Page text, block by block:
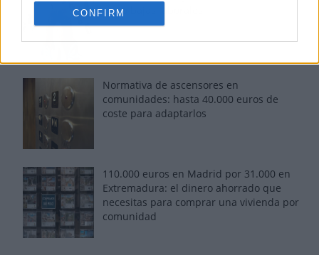
CONFIRMcinco bajas laborales
Normativa de ascensores en
comunidades: hasta 40.000 euros de
coste para adaptarlos
110.000 euros en Madrid por 31.000 en
Extremadura: el dinero ahorrado que
necesitas para comprar una vivienda por
comunidad